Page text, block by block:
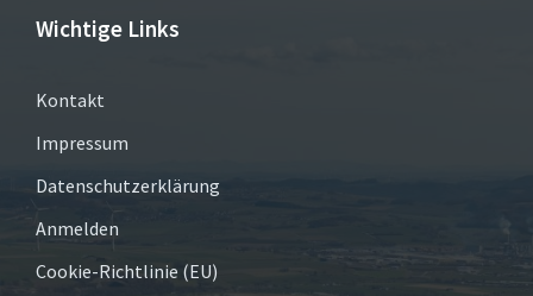
Wichtige Links
Kontakt
Impressum
Datenschutzerklärung
Anmelden
Cookie-Richtlinie (EU)